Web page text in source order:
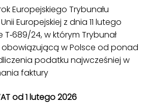
Europejskiego Trybunału
Europejskiej z dnia 11 lutego
T‑689/24, w którym Trybunał
obowiązującą w Polsce od ponad
podatku najwcześniej w
faktury
od 1 lutego 2026